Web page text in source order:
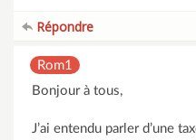
Répondre
Rom1
Bonjour à tous,
J’ai entendu parler d’une